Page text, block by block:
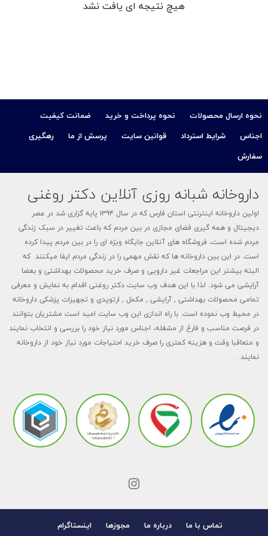
هیچ نتیجه ای یافت نشد
نحوه ارسال محصولات نحوه پرداخت و خرید
ضمانت کیفیت
اجناس
شرایط استرداد قوانین سایت پرسش از ما
رهگیری
سفارش
داروخانه شبانه روزی آنلاین دکتر روغنی
اولین داروخانه اینترنتی استان فارس که در سال ۱۳۹۴ پایه گزاری شد در عصر
دیجیتال و همه گیری فضای مجازی در بین مردم که باعث تغییر در سبک زندگی
مردم شده است، فروشگاه های آنلاین جایگاه ویژه ای را در بین مردم پیدا کرده
است. در این بین داروخانه ها که نقش مهمی را در زندگی مردم ایفا میکنند که
البته بیشتر این مراجعات غیر دارویی و صرف خرید محصولات بهداشتی و بعضا
آرایشی می شود. لذا با این هدف وب سایت دکتر روغنی اقدام به نمایش و معرفی
تمامی محصولات بهداشتی , آرایشی , مکمل , ارتوپدی و تجهیزات پزشکی داروخانه
در محیط وب نموده است. با راه اندازی این وب سایت امید است مشتریان بتوانند
در فرصت مناسب و فارغ از مشغله، اجناس مورد نیاز خود را بررسی و انتخاب نمایند
و متعاقبا وقت و هزینه کمتری را صرف خرید احتیاجات مورد نیاز خود از داروخانه
نمایند .
تماس با ما درباره ما مجوزها اینستاگرام